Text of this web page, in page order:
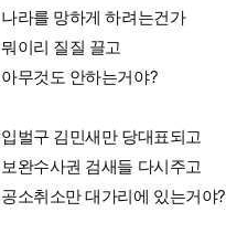
나라를 망하게 하려는건가
뭐이리 질질 끌고
아무것도 안하는거야?
입벌구 김민새만 당대표되고
보완수사권 검새들 다시주고
공소취소만 대가리에 있는거야?